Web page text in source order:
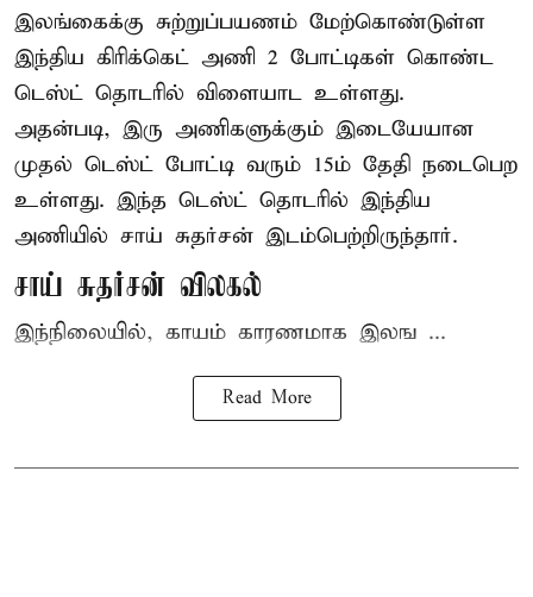
இலங்கைக்கு சுற்றுப்பயணம் மேற்கொண்டுள்ள
இந்திய கிரிக்கெட் அணி 2 போட்டிகள் கொண்ட
டெஸ்ட் தொடரில் விளையாட உள்ளது.
அதன்படி, இரு அணிகளுக்கும் இடையேயான
முதல் டெஸ்ட் போட்டி வரும் 15ம் தேதி நடைபெற
உள்ளது. இந்த டெஸ்ட் தொடரில் இந்திய
அணியில் சாய் சுதர்சன் இடம்பெற்றிருந்தார்.
சாய் சுதர்சன் விலகல்
இந்நிலையில், காயம் காரணமாக இலங ...
Read More